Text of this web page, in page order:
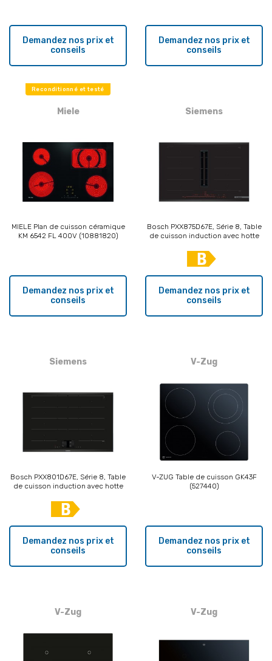
Demandez nos prix et
conseils
Demandez nos prix et
conseils
Reconditionné et testé
Miele
MIELE Plan de cuisson céramique
KM 6542 FL 400V (10881820)
Demandez nos prix et
conseils
Siemens
Bosch PXX875D67E, Série 8, Table
de cuisson induction avec hotte
latéraux
Demandez nos prix et
conseils
Siemens
Bosch PXX801D67E, Série 8, Table
de cuisson induction avec hotte
affleuré
Demandez nos prix et
conseils
V-Zug
V-ZUG Table de cuisson GK43F
(527440)
Demandez nos prix et
conseils
V-Zug V-Zug